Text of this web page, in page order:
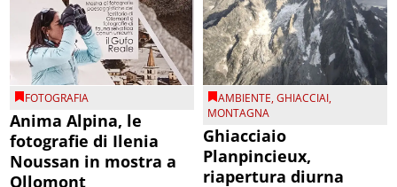
FOTOGRAFIA
Anima Alpina, le
fotografie di Ilenia
Noussan in mostra a
Ollomont
AMBIENTE,GHIACCIAI,
MONTAGNA
Ghiacciaio
Planpincieux,
riapertura diurna